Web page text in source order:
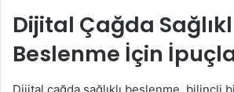
Dijital Çağda
Beslenme İçin